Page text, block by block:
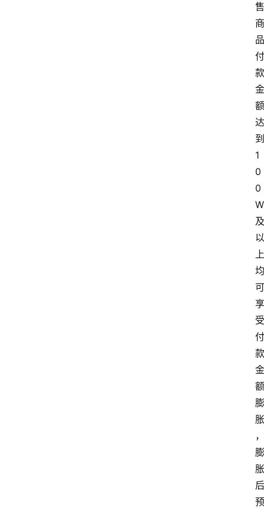
售
商
品
付
款
金
额
达
到
1
0
0
W
及
以
上
均
可
享
受
付
款
金
额
膨
胀
，
膨
胀
后
预